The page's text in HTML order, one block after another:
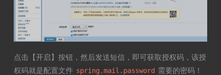
点击【开启】按钮，然后发送短信，即可获取授权码，该授
权码就是配置文件 spring.mail.password 需要的密码！